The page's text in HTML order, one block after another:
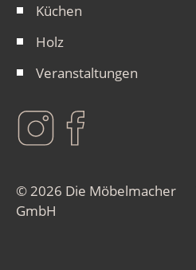
Küchen
Holz
Veranstaltungen
© 2026 Die Möbelmacher
GmbH